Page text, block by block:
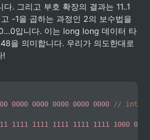
. 그리고 부호 확장의 결과는 11..1
-1을 곱하는 과정인 2의 보수법을
입니다. 이는 long long 데이터 타
을 의미합니다. 우리가 의도한대로
!
0000 0000 0000 0000 0000 // int
1111 1111 1111 1111 1111 1000 0000